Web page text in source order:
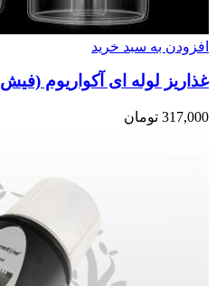
افزودن به سبد خرید
غذاریز لوله ای آکواریوم
317,000 تومان